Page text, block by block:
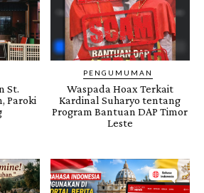
St.
Paroki
PENGUMUMAN
Waspada Hoax Terkait
Kardinal Suharyo tentang
Program Bantuan DAP Timor
Leste